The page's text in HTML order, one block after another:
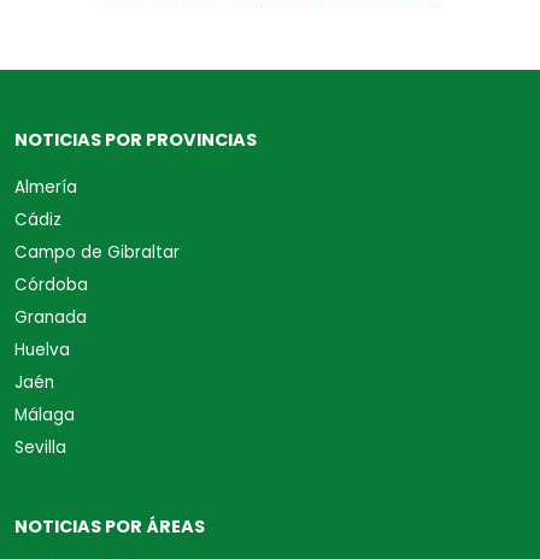
NOTICIAS POR PROVINCIAS
Almería
Cádiz
Campo de Gibraltar
Córdoba
Granada
Huelva
Jaén
Málaga
Sevilla
NOTICIAS POR ÁREAS